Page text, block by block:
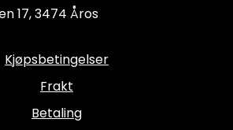
17, 3474 Åros
Kjøpsbetingelser
Frakt
Betaling